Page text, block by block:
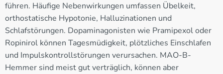
führen. Häufige Nebenwirkungen umfassen Übelkeit,
orthostatische Hypotonie, Halluzinationen und
Schlafstörungen. Dopaminagonisten wie Pramipexol oder
Ropinirol können Tagesmüdigkeit, plötzliches Einschlafen
und Impulskontrollstörungen verursachen. MAO-B-
Hemmer sind meist gut verträglich, können aber